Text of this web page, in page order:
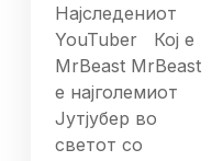
Најследениот
YouTuber Кој е
MrBeast MrBeast
е најголемиот
Јутјубер во
светот со